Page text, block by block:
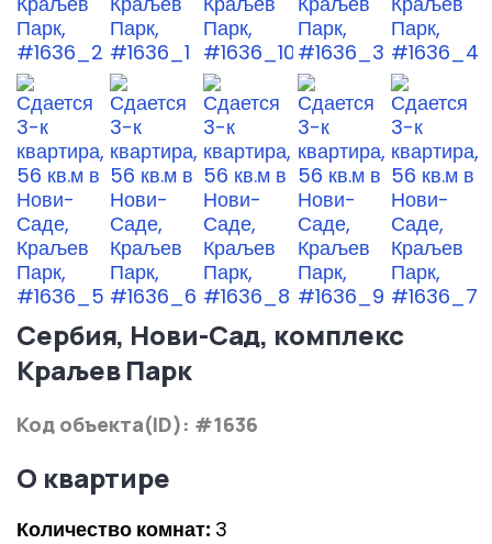
Сербия, Нови-Сад, комплекс
Краљев Парк
Код объекта(ID): #1636
О квартире
Количество комнат: 3